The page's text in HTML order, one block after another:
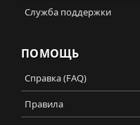
Служба поддержки
ПОМОЩЬ
Справка (FAQ)
Правила